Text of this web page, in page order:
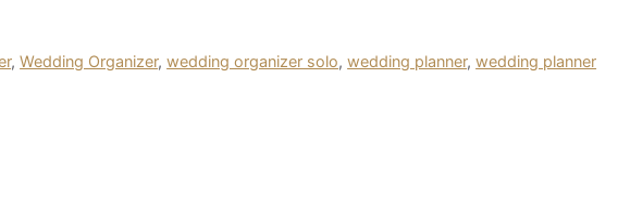
,Wedding Organizer,wedding organizer solo,wedding planner,wedding planner